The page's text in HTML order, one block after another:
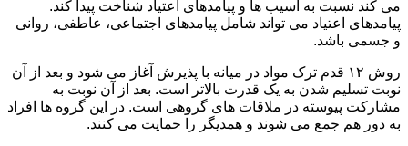
می کند نسبت به آسیب ها و پیامدهای اعتیاد شناخت پیدا کند.
پیامدهای اعتیاد می تواند شامل پیامدهای اجتماعی، عاطفی، روانی
و جسمی باشد.
روش ۱۲ قدم ترک مواد در میانه با پذیرش آغاز می شود و بعد از آن
نوبت تسلیم شدن به یک قدرت بالاتر است. بعد از آن نوبت به
مشارکت پیوسته در ملاقات های گروهی است. در این گروه ها افراد
به دور هم جمع می شوند و همدیگر را حمایت می کنند.